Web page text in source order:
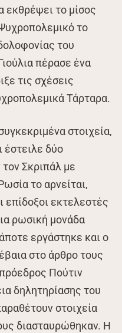
εκθρέψει το μίσος
το
του
πέρασε ένα
τις σχέσεις
Τάρταρα.
στοιχεία,
έστειλε δύο
Σκριπάλ με
το αρνείται,
επίδοξοι εκτελεστές
ρωσική μονάδα
εργάστηκε και ο
στο άρθρο τους
Πούτιν
δηλητηρίασης του
στοιχεία
διασταυρώθηκαν. Η